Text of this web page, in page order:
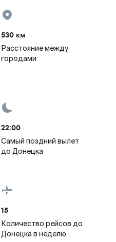
530 км
Расстояние между
городами
22:00
Самый поздний вылет
до Донецка
15
Количество рейсов до
Донецка в неделю